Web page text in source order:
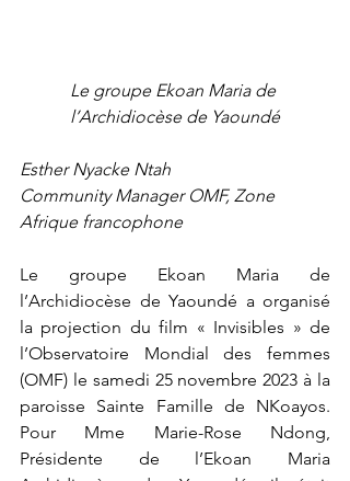
Le groupe Ekoan Maria de
l’Archidiocèse de Yaoundé
Esther Nyacke Ntah
Community Manager OMF, Zone
Afrique francophone
Le groupe Ekoan Maria de
l’Archidiocèse de Yaoundé a organisé
la projection du film « Invisibles » de
l’Observatoire Mondial des femmes
(OMF) le samedi 25 novembre 2023 à la
paroisse Sainte Famille de NKoayos.
Pour Mme Marie-Rose Ndong,
Présidente de l’Ekoan Maria